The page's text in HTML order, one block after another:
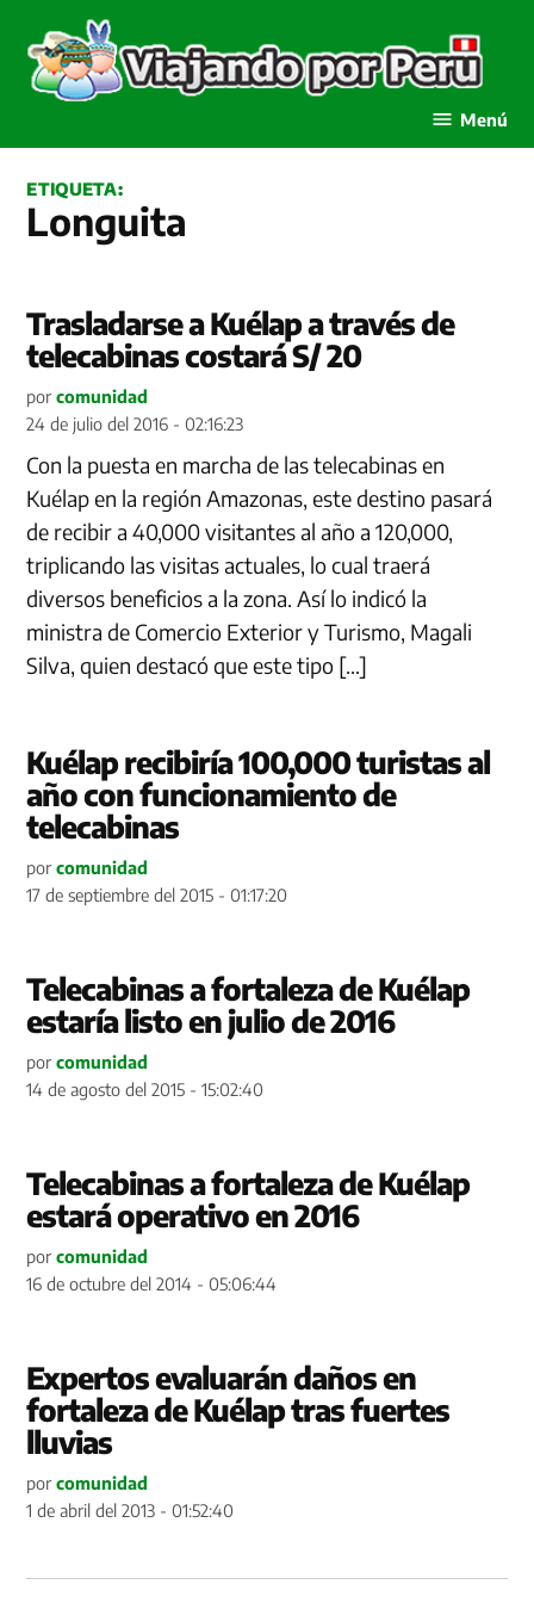
contenido
Menú
ETIQUETA:
Longuita
Trasladarse a Kuélap a través de
telecabinas costará S/ 20
por comunidad
24 de julio del 2016 - 02:16:23
Con la puesta en marcha de las telecabinas en
Kuélap en la región Amazonas, este destino pasará
de recibir a 40,000 visitantes al año a 120,000,
triplicando las visitas actuales, lo cual traerá
diversos beneficios a la zona. Así lo indicó la
ministra de Comercio Exterior y Turismo, Magali
Silva, quien destacó que este tipo […]
Kuélap recibiría 100,000 turistas al
año con funcionamiento de
telecabinas
por comunidad
17 de septiembre del 2015 - 01:17:20
Telecabinas a fortaleza de Kuélap
estaría listo en julio de 2016
por comunidad
14 de agosto del 2015 - 15:02:40
Telecabinas a fortaleza de Kuélap
estará operativo en 2016
por comunidad
16 de octubre del 2014 - 05:06:44
Expertos evaluarán daños en
fortaleza de Kuélap tras fuertes
lluvias
por comunidad
1 de abril del 2013 - 01:52:40